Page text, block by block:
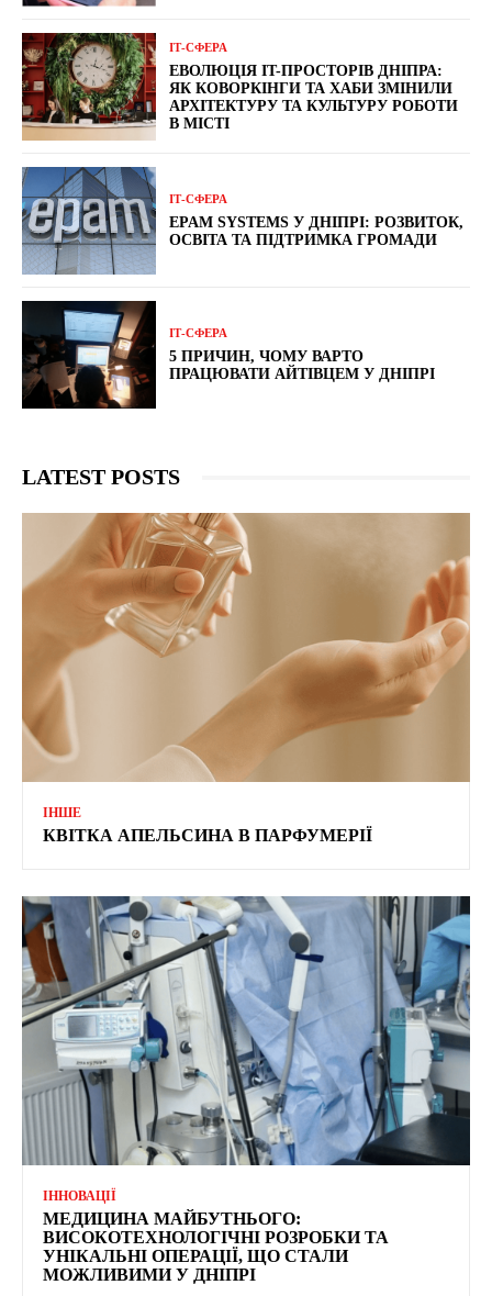
ІТ-СФЕРА
ЕВОЛЮЦІЯ IT-ПРОСТОРІВ ДНІПРА:
ЯК КОВОРКІНГИ ТА ХАБИ ЗМІНИЛИ
АРХІТЕКТУРУ ТА КУЛЬТУРУ РОБОТИ
В МІСТІ
ІТ-СФЕРА
EPAM SYSTEMS У ДНІПРІ: РОЗВИТОК,
ОСВІТА ТА ПІДТРИМКА ГРОМАДИ
ІТ-СФЕРА
5 ПРИЧИН, ЧОМУ ВАРТО
ПРАЦЮВАТИ АЙТІВЦЕМ У ДНІПРІ
LATEST POSTS
ІНШЕ
КВІТКА АПЕЛЬСИНА В ПАРФУМЕРІЇ
ІННОВАЦІЇ
МЕДИЦИНА МАЙБУТНЬОГО:
ВИСОКОТЕХНОЛОГІЧНІ РОЗРОБКИ ТА
УНІКАЛЬНІ ОПЕРАЦІЇ, ЩО СТАЛИ
МОЖЛИВИМИ У ДНІПРІ